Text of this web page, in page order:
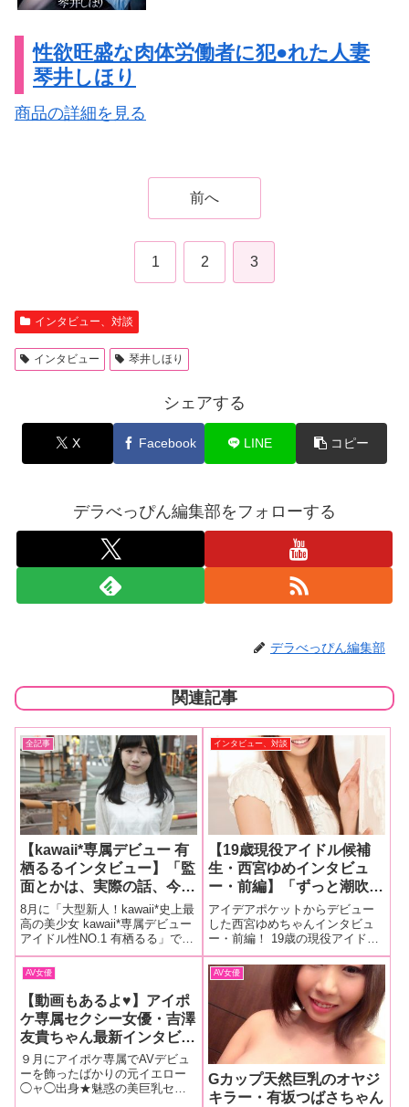
性欲旺盛な肉体労働者に犯●れた人妻
琴井しほり
商品の詳細を見る
前へ
1 2 3
インタビュー、対談
インタビュー 琴井しほり
シェアする
X Facebook LINE コピー
デラべっぴん編集部をフォローする
デラべっぴん編集部
関連記事
全記事
【kawaii*専属デビュー 有
栖るるインタビュー】「監
面とかは、実際の話、今で
も恥ずかしいです。『オナ
ニー週に何回するの？』と
か（笑）でも実際に撮影と
なると気にならなくなりま
す」前編
8月に「大型新人！kawaii*史上最
高の美少女 kawaii*専属デビュー
アイドル性NO.1 有栖るる」でデ
ビューした有栖るる（ありす・
るる）ちゃんインタビュー。お
となしいのだけど行動的！ ロ
リっぽい雰囲気だけど綺麗さも
漂うるるちゃん。
インタビュー、対談
【19歳現役アイドル候補
生・西宮ゆめインタビュ
ー・前編】「ずっと潮吹き
に憧れてたから、初めて吹
いた時は感動しました」
アイデアポケットからデビュー
した西宮ゆめちゃんインタビュ
ー・前編！ 19歳の現役アイドル
候補生のHな願望とはいったい何
なのか？いつも「潮吹き」で検
索してAVをみてました
AV女優
【動画もあるよ♥】アイポ
ケ専属セクシー女優・吉澤
友貴ちゃん最新インタビュ
ー！ 「私ってこんなにも
潮を吹くんだって、自分で
もびっくりしちゃいました
９月にアイポケ専属でAVデビュ
ーを飾ったばかりの元イエロー
◯ャ◯出身★魅惑の美巨乳セク
AV女優
Gカップ天然巨乳のオヤジ
キラー・有坂つばさちゃん